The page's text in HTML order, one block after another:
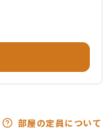
部屋の定員について